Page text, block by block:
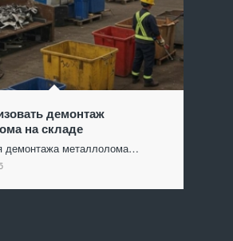
демонтаж
на складе
демонтажа металлолома…